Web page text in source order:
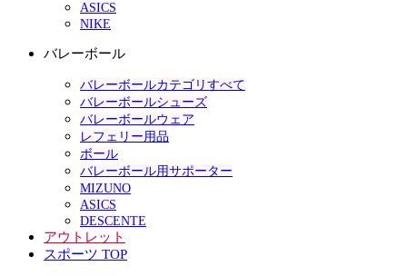
ASICS
NIKE
バレーボール
バレーボールカテゴリすべて
バレーボールシューズ
バレーボールウェア
レフェリー用品
ボール
バレーボール用サポーター
MIZUNO
ASICS
DESCENTE
アウトレット
スポーツ TOP